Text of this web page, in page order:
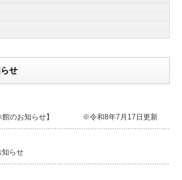
せ
休館のお知らせ】 ※令和8年7月17日更新
らせ